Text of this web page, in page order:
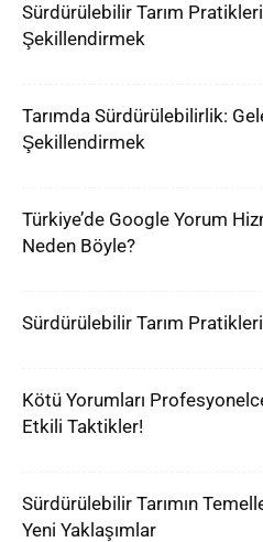
Sürdürülebilir Tarım
Şekillendirmek
Tarımda Sürdürülebilirlik:
Şekillendirmek
Türkiye’de Google Yorum
Neden Böyle?
Sürdürülebilir Tarım
Kötü Yorumları
Etkili Taktikler!
Sürdürülebilir Tarımın
Yeni Yaklaşımlar